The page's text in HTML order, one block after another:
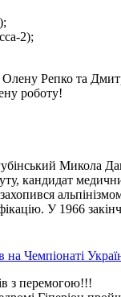
2);
Репко та
роботу!
Микола
кандидат
захопився
У 1966
на Чемпіонаті
з перемогою!!!